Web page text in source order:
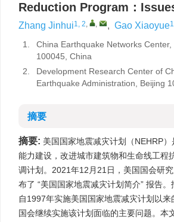
Reduction Program：
Zhang Jinhui1, 2, , , Gao Xiaoyue1
1.
China Earthquake Networks Center,
100045, China
2.
Development Research Center of
Earthquake Administration, Beijing
摘要
摘要: 美国国家地震减灾计划（NEHRP
能力建设，改进城市建筑物和生命线工程
调计划。2021年12月21日，美国国会研
布了 “美国国家地震减灾计划简介” 报告
自1997年实施美国国家地震减灾计划以
国会继续实施该计划面临的主要问题。本